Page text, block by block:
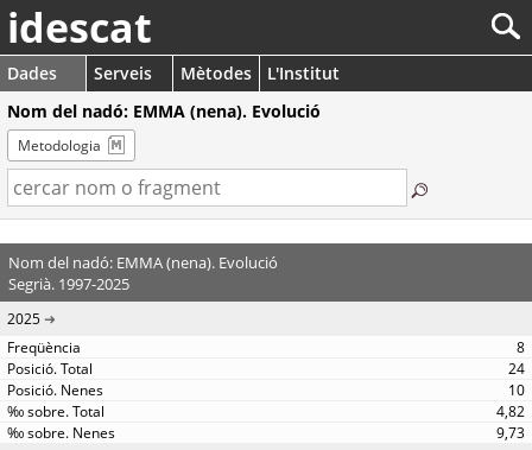
idescat
Dades Serveis Mètodes
L'Institut
Nom del nadó: EMMA (nena). Evolució
Metodologia
Nom del nadó: EMMA (nena). Evolució
Segrià. 1997-2025
2025
8
24
10
4,82
9,73